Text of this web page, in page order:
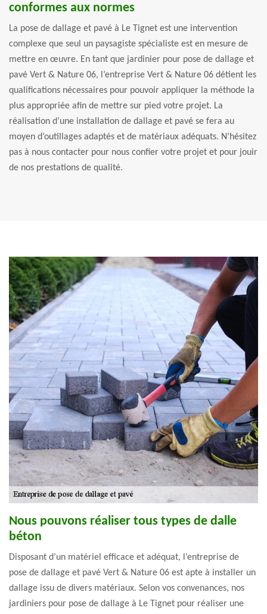
conformes aux normes
La pose de dallage et pavé à Le Tignet est une intervention
complexe que seul un paysagiste spécialiste est en mesure de
mettre en œuvre. En tant que jardinier pour pose de dallage et
pavé Vert & Nature 06, l’entreprise Vert & Nature 06 détient les
qualifications nécessaires pour pouvoir appliquer la méthode la
plus appropriée afin de mettre sur pied votre projet. La
réalisation d’une installation de dallage et pavé se fera au
moyen d’outillages adaptés et de matériaux adéquats. N’hésitez
pas à nous contacter pour nous confier votre projet et pour jouir
de nos prestations de qualité.
Nous pouvons réaliser tous types de dalle
béton
Disposant d’un matériel efficace et adéquat, l’entreprise de
pose de dallage et pavé Vert & Nature 06 est apte à installer un
dallage issu de divers matériaux. Selon vos convenances, nos
jardiniers pour pose de dallage à Le Tignet pour réaliser une